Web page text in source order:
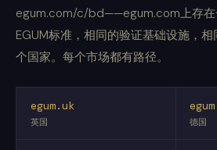
egum.com/c/bd——egum.com上存在
EGUM标准，相同的验证基础设施，
个国家。每个市场都有路径。
egum.uk
英国 德国